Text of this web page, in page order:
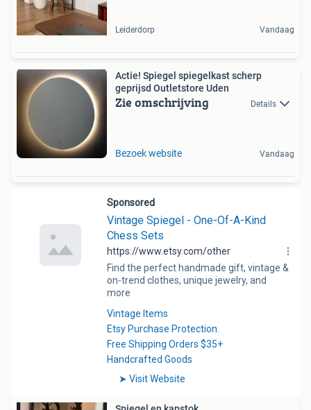
Leiderdorp Vandaag
Actie! Spiegel spiegelkast scherp
geprijsd Outletstore Uden
Zie omschrijving Details
Bezoek website Vandaag